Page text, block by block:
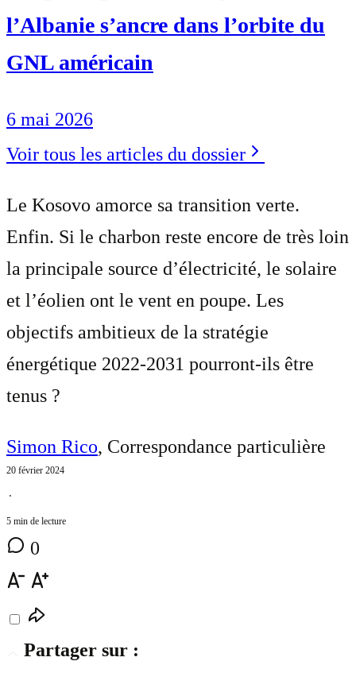
l’Albanie s’ancre dans l’orbite du
GNL américain
6 mai 2026
Voir tous les articles du dossier
Le Kosovo amorce sa transition verte.
Enfin. Si le charbon reste encore de très loin
la principale source d’électricité, le solaire
et l’éolien ont le vent en poupe. Les
objectifs ambitieux de la stratégie
énergétique 2022-2031 pourront-ils être
tenus ?
Simon Rico, Correspondance particulière
20 février 2024
⋅
5 min de lecture
0
Partager sur :